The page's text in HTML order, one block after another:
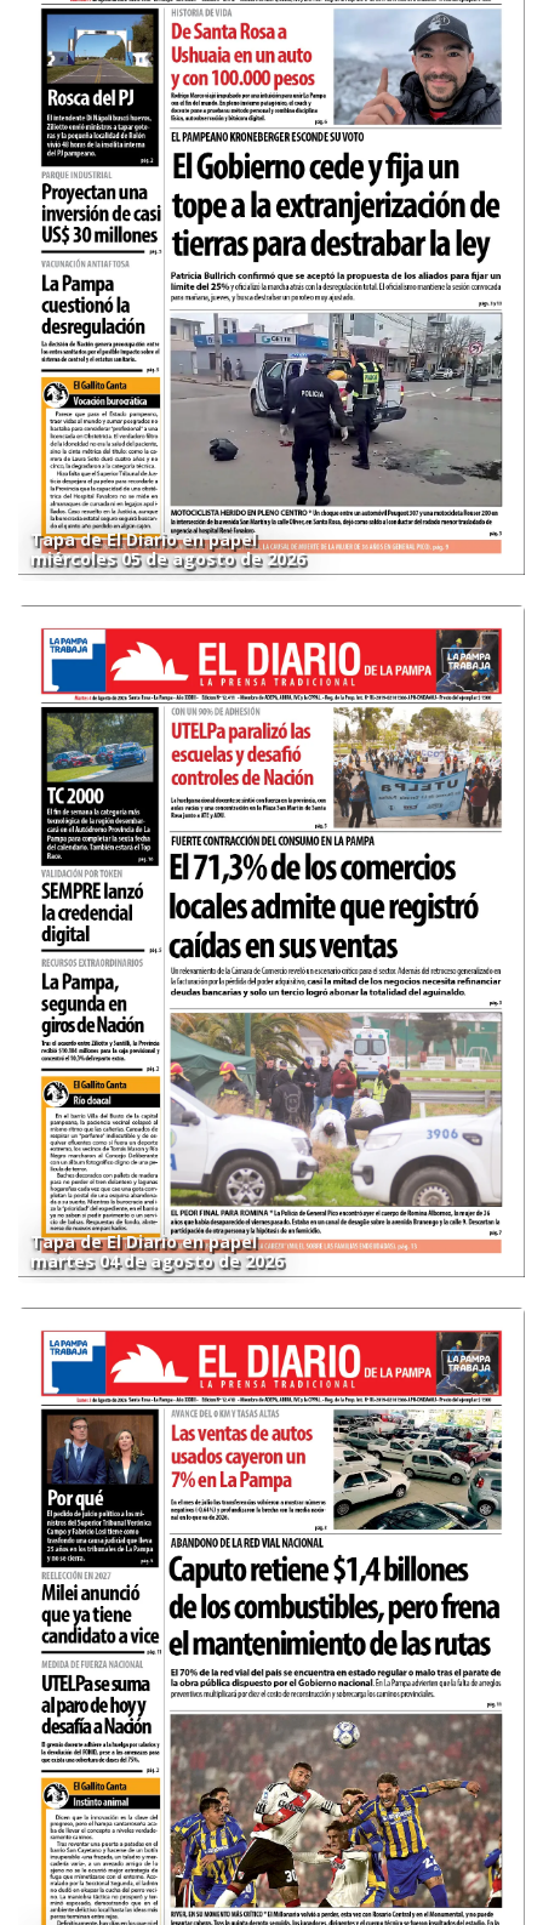
Tapa de El Diario en papel
miércoles 05 de agosto de 2026
Tapa de El Diario en papel
martes 04 de agosto de 2026